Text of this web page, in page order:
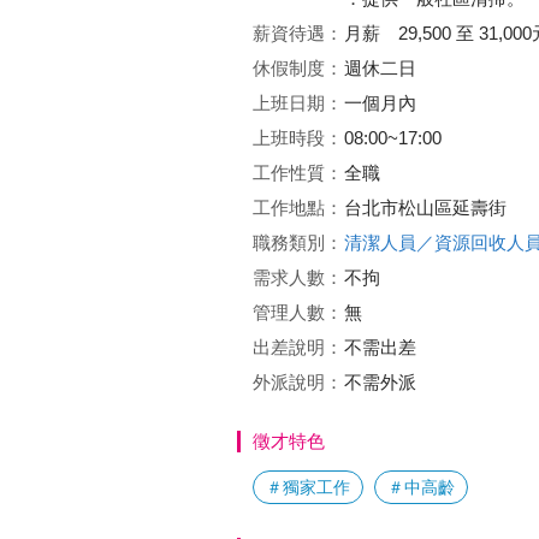
薪資待遇： 月薪 29,500 至 31,000
休假制度： 週休二日
上班日期： 一個月內
上班時段： 08:00~17:00
工作性質： 全職
工作地點： 台北市松山區延壽街
職務類別： 清潔人員／資源回收人
需求人數： 不拘
管理人數： 無
出差說明： 不需出差
外派說明： 不需外派
徵才特色
＃獨家工作 ＃中高齡